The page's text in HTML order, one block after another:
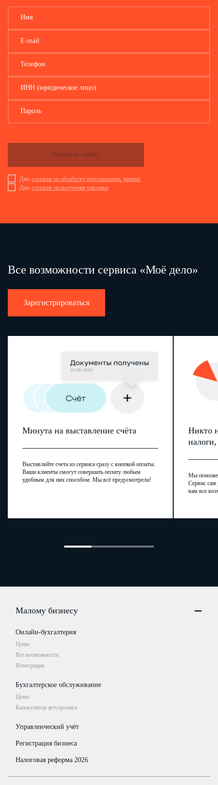
Имя
E-mail
Телефон
ИНН (юридическое лицо)
Пароль
Даю согласие на обработку персональных данных
Даю согласие на получение рекламы
Оставить заявку
Все возможности сервиса «Моё дело»
Зарегистрироваться
Минута на выставление счёта
Выставляйте счета из сервиса сразу с кнопкой оплаты.
Ваши клиенты смогут совершать оплату любым
удобным для них способом. Мы всё предусмотрели!
Никто
Мы
Сервис сам
вам все
Малому бизнесу
Онлайн-бухгалтерия
Цены
Все возможности
Интеграции
Бухгалтерское обслуживание
Цены
Калькулятор аутсорсинга
Управленческий учёт
Регистрация бизнеса
Налоговая реформа 2026